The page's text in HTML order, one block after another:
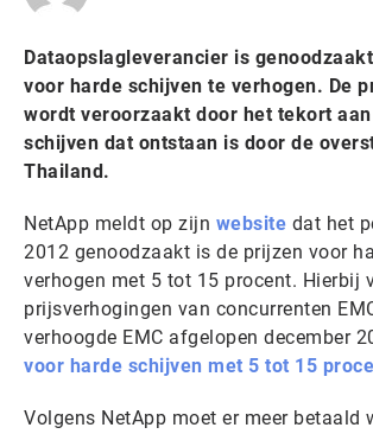
Dataopslagleverancier is
voor harde schijven te verhogen. De
wordt veroorzaakt door het tekort
schijven dat ontstaan is door de
Thailand.
NetApp meldt op zijn website dat het
2012 genoodzaakt is de prijzen voor
verhogen met 5 tot 15 procent. Hierbij
prijsverhogingen van concurrenten
verhoogde EMC afgelopen december
voor harde schijven met 5 tot 15
Volgens NetApp moet er meer betaald